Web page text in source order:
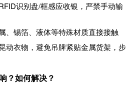
识别盘/框感应收银，严禁手动输
、锡箔、液体等特殊材质直接接触
动衣物，避免吊牌紧贴金属货架，步
？如何解决？